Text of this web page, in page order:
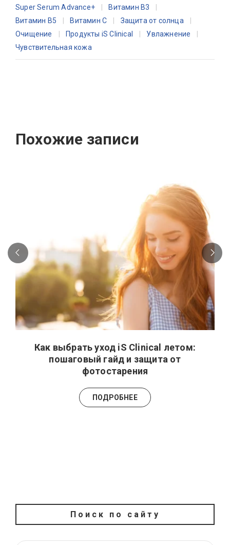
Super Serum Advance+
Витамин B3
Витамин B5
Витамин C
Защита от солнца
Очищение
Продукты iS Clinical
Увлажнение
Чувствительная кожа
Похожие записи
Как выбрать уход iS Clinical летом:
пошаговый гайд и защита от
фотостарения
ПОДРОБНЕЕ
Поиск по сайту